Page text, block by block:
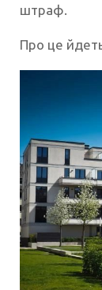
штраф.
Про це